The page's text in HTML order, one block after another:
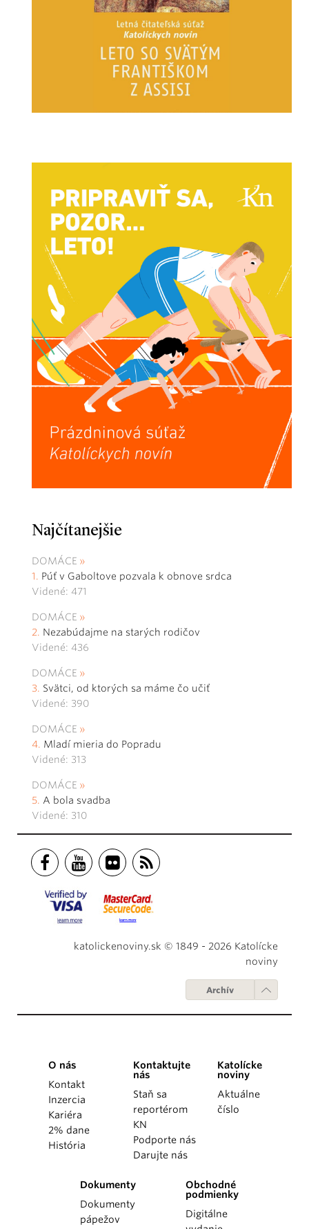
Najčítanejšie
DOMÁCE
Púť v Gaboltove pozvala k obnove srdca
Videné: 471
DOMÁCE
Nezabúdajme na starých rodičov
Videné: 436
DOMÁCE
Svätci, od ktorých sa máme čo učiť
Videné: 390
DOMÁCE
Mladí mieria do Popradu
Videné: 313
DOMÁCE
A bola svadba
Videné: 310
katolickenoviny.sk © 1849 - 2026 Katolícke
noviny
Archív
O nás
Kontakt
Inzercia
Kariéra
2% dane
História
Kontaktujte
nás
Staň sa
reportérom
KN
Podporte nás
Darujte nás
Katolícke
noviny
Aktuálne
číslo
Dokumenty
Dokumenty
pápežov
Obchodné
podmienky
Digitálne